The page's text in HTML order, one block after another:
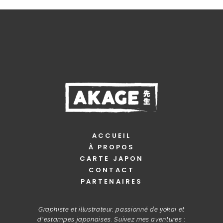
ACCUEIL
À PROPOS
CARTE JAPON
CONTACT
PARTENAIRES
Graphiste et illustrateur, passionné de yokai et
d'estampes japonaises. Suivez mes aventures :